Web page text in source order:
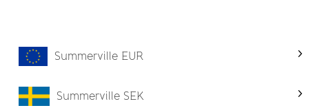
Relaterade produkter
Summerville EUR
Summerville SEK